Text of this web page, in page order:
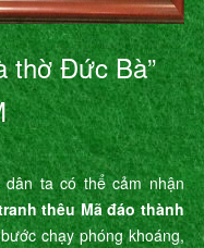
thờ Đức Bà”
ta có thể cảm nhận
thêu Mã đáo thành
chạy phóng khoáng,